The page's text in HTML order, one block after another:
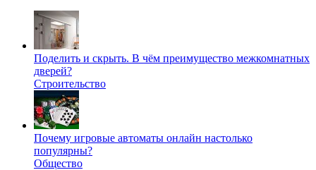
Поделить и скрыть. В чём преимущество межкомнатных
дверей?
Строительство
Почему игровые автоматы онлайн настолько
популярны?
Общество